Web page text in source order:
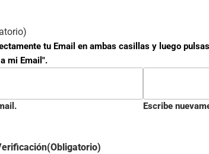
tu Email en ambas casillas y luego
mi Email".
Escribe
(Obligatorio)